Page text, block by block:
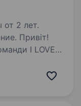
от 2 лет.
I LOVE